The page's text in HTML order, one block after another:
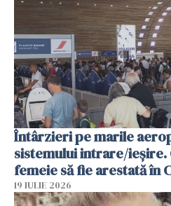
Întârzieri pe marile
sistemului intrare/ieșire.
femeie să fie arestată în
19 IULIE 2026